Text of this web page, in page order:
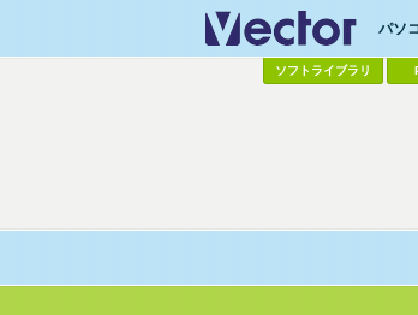
パソ
ソフトライブラリ